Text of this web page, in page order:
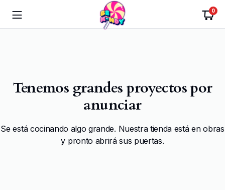
0
Tenemos grandes proyectos por
anunciar
Se está cocinando algo grande. Nuestra tienda está en obras
y pronto abrirá sus puertas.